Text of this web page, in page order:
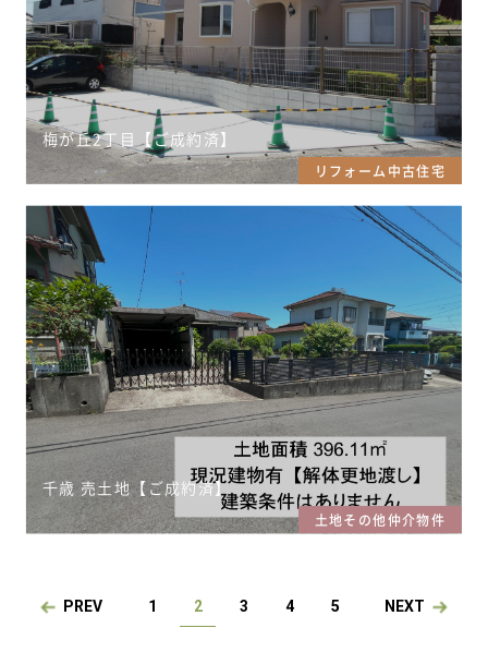
梅が丘2丁目【ご成約済】
リフォーム中古住宅
千歳 売土地【ご成約済】
土地その他仲介物件
PREV 1 2 3 4 5 NEXT